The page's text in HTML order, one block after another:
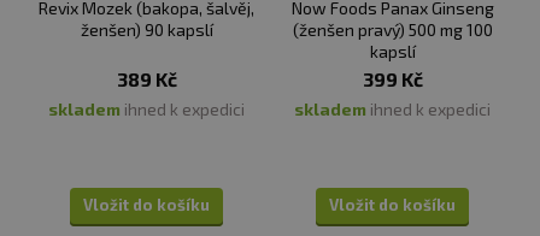
Revix Mozek (bakopa, šalvěj,
ženšen) 90 kapslí
389 Kč
skladem ihned k expedici
Vložit do košíku
Now Foods Panax Ginseng
(ženšen pravý) 500 mg 100
kapslí
399 Kč
skladem ihned k expedici
Vložit do košíku